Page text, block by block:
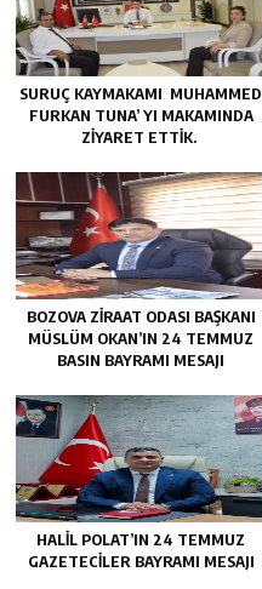
SURUÇ KAYMAKAMI MUHAMMED
FURKAN TUNA’ YI MAKAMINDA
ZİYARET ETTİK.
BOZOVA ZİRAAT ODASI BAŞKANI
MÜSLÜM OKAN’IN 24 TEMMUZ
BASIN BAYRAMI MESAJI
HALİL POLAT’IN 24 TEMMUZ
GAZETECİLER BAYRAMI MESAJI